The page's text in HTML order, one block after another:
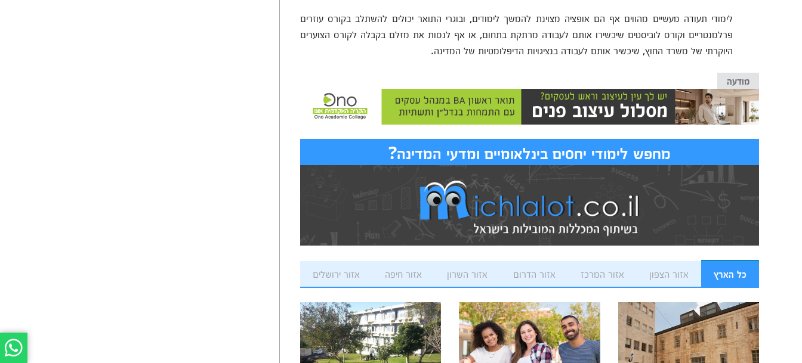
לימודי תעודה מעשיים מהווים אף הם אופציה מצוינת להמשך לימודים, ובוגרי התואר יכולים להשתלב בקורס עוזרים
פרלמנטריים וקורס לוביסטים שיכשירו אותם לעבודה מרתקת בתחום, או אף לנסות את מזלם בקבלה לקורס הצוערים
היוקרתי של משרד החוץ, שיכשיר אותם לעבודה בנציגויות הדיפלומטיות של המדינה.
מודעה
מחפש לימודי יחסים בינלאומיים ומדעי המדינה?
כל הארץ אזור הצפון אזור המרכז אזור הדרום אזור השרון אזור חיפה אזור ירושלים